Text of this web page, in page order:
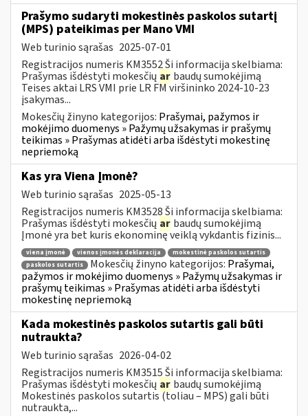
Prašymo sudaryti mokestinės paskolos sutartį
(MPS) pateikimas per Mano VMI
Web turinio sąrašas 2025-07-01
Registracijos numeris KM3552 Ši informacija skelbiama:
Prašymas išdėstyti mokesčių ar baudų sumokėjimą
Teises aktai LRS VMI prie LR FM viršininko 2024-10-23
įsakymas...
Mokesčių žinyno kategorijos: Prašymai, pažymos ir
mokėjimo duomenys » Pažymų užsakymas ir prašymų
teikimas » Prašymas atidėti arba išdėstyti mokestinę
nepriemoką
Kas yra Viena Įmonė?
Web turinio sąrašas 2025-05-13
Registracijos numeris KM3528 Ši informacija skelbiama:
Prašymas išdėstyti mokesčių ar baudų sumokėjimą
Įmonė yra bet kuris ekonominę veiklą vykdantis fizinis...
viena įmonė vienos įmonės deklaracija
mokestinė paskolos sutartis
paskolos sutartis
Mokesčių žinyno kategorijos: Prašymai,
pažymos ir mokėjimo duomenys » Pažymų užsakymas ir
prašymų teikimas » Prašymas atidėti arba išdėstyti
mokestinę nepriemoką
Kada mokestinės paskolos sutartis gali būti
nutraukta?
Web turinio sąrašas 2026-04-02
Registracijos numeris KM3515 Ši informacija skelbiama:
Prašymas išdėstyti mokesčių ar baudų sumokėjimą
Mokestinės paskolos sutartis (toliau – MPS) gali būti
nutraukta,...